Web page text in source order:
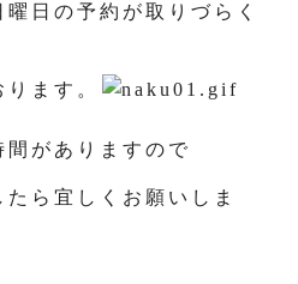
日の予約が取りづらく
ます。
がありますので
ら宜しくお願いしま